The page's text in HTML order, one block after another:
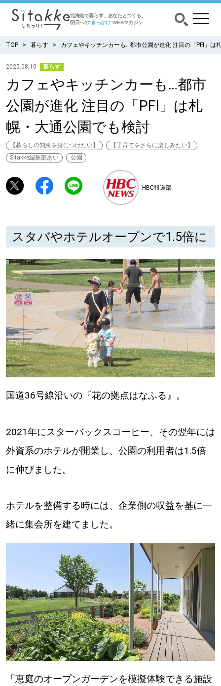
北海道で暮らす、あなたとつくる、
明日への”きっかけ”WEBマガジン
CATEGORY カテゴリー
食べる
出かける
みがく
深める
ゆるむ
SitakkeTV
LOCAL ローカルエリア
all
道南
KEYWORD キーワード
【いろんな価値観や生き方に触れたい】
Sitakke編集部 IKU 【まったり楽しみたい】
【暮らしの知恵を身につけたい】 札幌市
【札幌のお気に入りを見つけたい】
TOP 暮らす カフェやキッチンカーも…都市公園が進化 注目の「PFI」は
2025.08.10 暮らす
カフェやキッチンカーも…都市
公園が進化 注目の「PFI」は札
幌・大通公園でも検討
【暮らしの知恵を身につけたい】
【子育てをさらに楽しみたい】
Sitakke編集部あい
公園
HBC報道部
スタバやホテルオープンで1.5倍に
国道36号線沿いの『花の拠点はなふる』。
2021年にスターバックスコーヒー、その翌年には
外資系のホテルが開業し、公園の利用者は1.5倍
に伸びました。
ホテルを整備する時には、企業側の収益を基に一
緒に集会所を建てました。
「恵庭のオープンガーデンを模擬体験できる施設